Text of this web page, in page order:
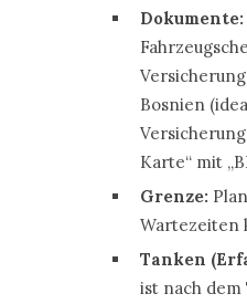
Dokumente:
Bosnien
Karte“ mit
Grenze:
Wartezeiten
Tanken
ist nach dem